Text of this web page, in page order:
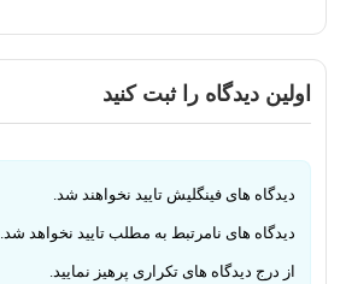
اولین دیدگاه را ثبت کنید
دیدگاه های فینگلیش تایید نخواهند شد.
دیدگاه های نامرتبط به مطلب تایید نخواهد شد.
از درج دیدگاه های تکراری پرهیز نمایید.